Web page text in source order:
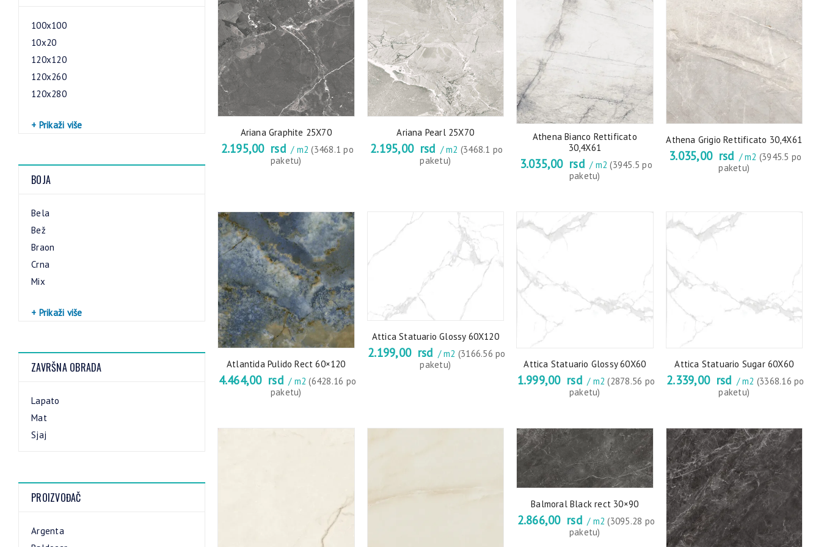
100x100
10x20
120x120
120x260
120x280
+ Prikaži više
BOJA
Bela
Bež
Braon
Crna
Mix
+ Prikaži više
ZAVRŠNA OBRADA
Lapato
Mat
Sjaj
PROIZVOĐAČ
Argenta
Ariana Graphite 25X70
2.195,00 rsd / m2(3468.1 po
paketu)
Ariana Pearl 25X70
2.195,00 rsd / m2 (3468.1 po
paketu)
Athena Bianco Rettificato
30,4X61
3.035,00 rsd / m2(3945.5 po
paketu)
Athena Grigio Rettificato 30,4X61
3.035,00 rsd / m2 (3945.5 po
paketu)
Atlantida Pulido Rect 60×120
4.464,00 rsd / m2(6428.16 po
paketu)
Attica Statuario Glossy 60X120
2.199,00 rsd / m2 (3166.56 po
paketu)
Attica Statuario Glossy 60X60
1.999,00 rsd / m2(2878.56 po
paketu)
Attica Statuario Sugar 60X60
2.339,00 rsd / m2 (3368.16 po
paketu)
Balmoral Black rect 30×90
2.866,00 rsd / m2(3095.28 po
paketu)